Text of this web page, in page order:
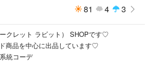
81 4 3
クレット ラビット） SHOPです♡
商品を中心に出品しています♡
統コーデ